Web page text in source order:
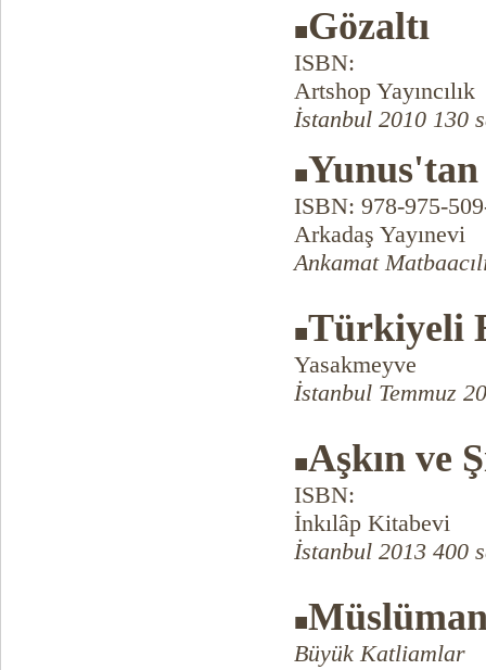
■Gözaltı
ISBN:
Artshop Yayıncılık
İstanbul 2010 130
■
ISBN: 978-975-
Arkadaş Yayınevi
Ankamat
■Türkiyeli
Yasakmeyve
İstanbul Temmuz
■Aşkın ve
ISBN:
İnkılâp Kitabevi
İstanbul 2013 400
■Müslüman
Büyük Katliamlar